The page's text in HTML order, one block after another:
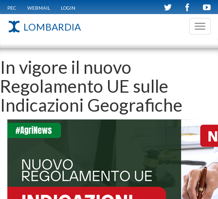
PEC WEBMAIL LOGIN
LOMBARDIA
In vigore il nuovo
Regolamento UE sulle
Indicazioni Geografiche